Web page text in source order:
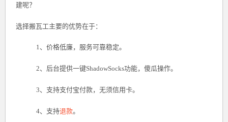
建呢？
选择搬瓦工主要的优势在于：
1、价格低廉，服务可靠稳定。
2、后台提供一键ShadowSocks功能，傻瓜操作。
3、支持支付宝付款，无须信用卡。
4、支持退款。